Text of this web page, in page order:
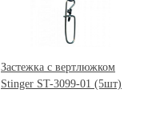
Застежка с вертлюжком
Stinger ST-3099-01 (5шт)